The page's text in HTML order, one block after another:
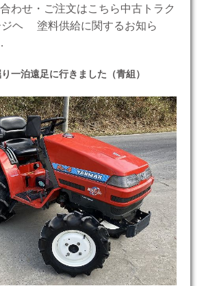
わせ・ご注文はこちら中古トラク
ジヘ 塗料供給に関するお知ら
一泊遠足に行きました（青組）